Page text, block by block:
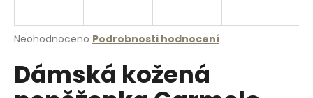
Průměrné
produktu
je
Neohodnoceno Podrobnosti hodnocení
Dámská kožená
j
t
?